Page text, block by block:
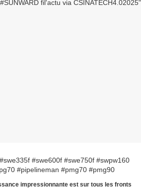
impressionnante est sur tous les fronts